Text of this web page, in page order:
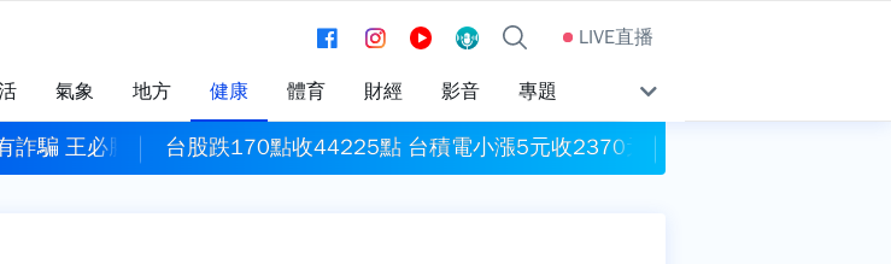
LIVE直播
氣象 地方 健康 體育 財經 影音 專題
詐騙 王必勝：時間久看出睿智台股跌170點收44225點 台積電小漲5元收2370元